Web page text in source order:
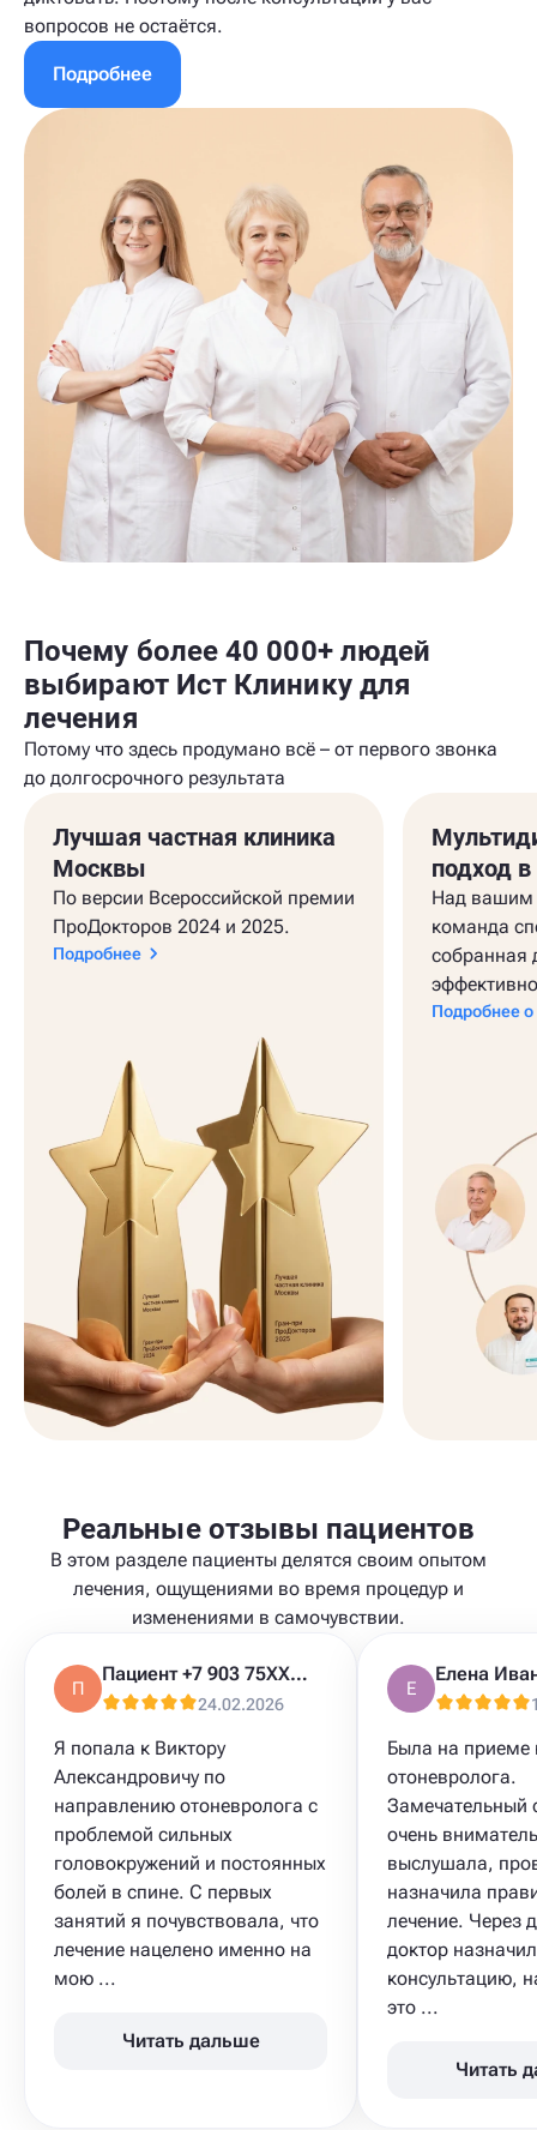
вопросов не остаётся.
Подробнее
Почему более 40 000+ людей
выбирают Ист Клинику для
лечения
Потому что здесь продумано всё – от первого звонка
до долгосрочного результата
Лучшая частная клиника
Москвы
По версии Всероссийской премии
ПроДокторов 2024 и 2025.
Подробнее
подход
Над вашим
команда
собранная
Подробнее о
Реальные отзывы пациентов
В этом разделе пациенты делятся своим опытом
лечения, ощущениями во время процедур и
изменениями в самочувствии.
П
Пациент +7 903 75XXXXX
24.02.2026
Я попала к Виктору
Александровичу по
направлению отоневролога с
проблемой сильных
головокружений и постоянных
болей в спине. С первых
занятий я почувствовала, что
лечение нацелено именно на
мою ...
Читать дальше
Е
Елена
Была на приеме
отоневролога.
Замечательный
очень
выслушала,
назначила
лечение. Через
доктор
консультацию,
это ...
Читать